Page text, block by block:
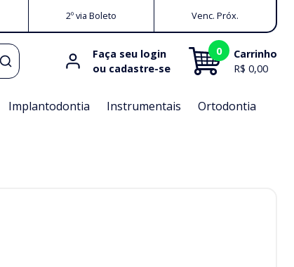
2º via Boleto Venc. Próx.
Faça seu login
ou cadastre-se
0
Carrinho
R$ 0,00
Implantodontia Instrumentais Ortodontia